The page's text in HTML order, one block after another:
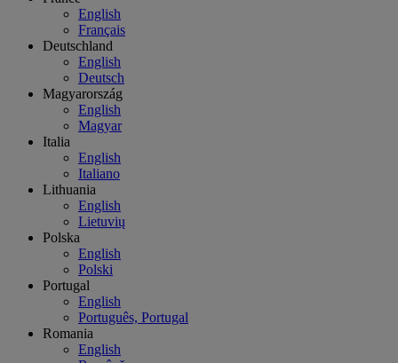
English
Français
Deutschland
English
Deutsch
Magyarország
English
Magyar
Italia
English
Italiano
Lithuania
English
Lietuvių
Polska
English
Polski
Portugal
English
Português, Portugal
Romania
English